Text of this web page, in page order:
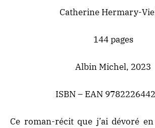
Catherine Hermary-
144 pages
Albin Michel, 2023
ISBN – EAN
Ce roman-récit que j’ai dévoré